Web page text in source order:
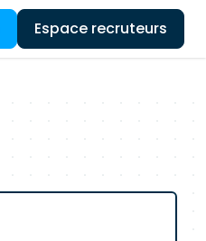
Espace recruteurs